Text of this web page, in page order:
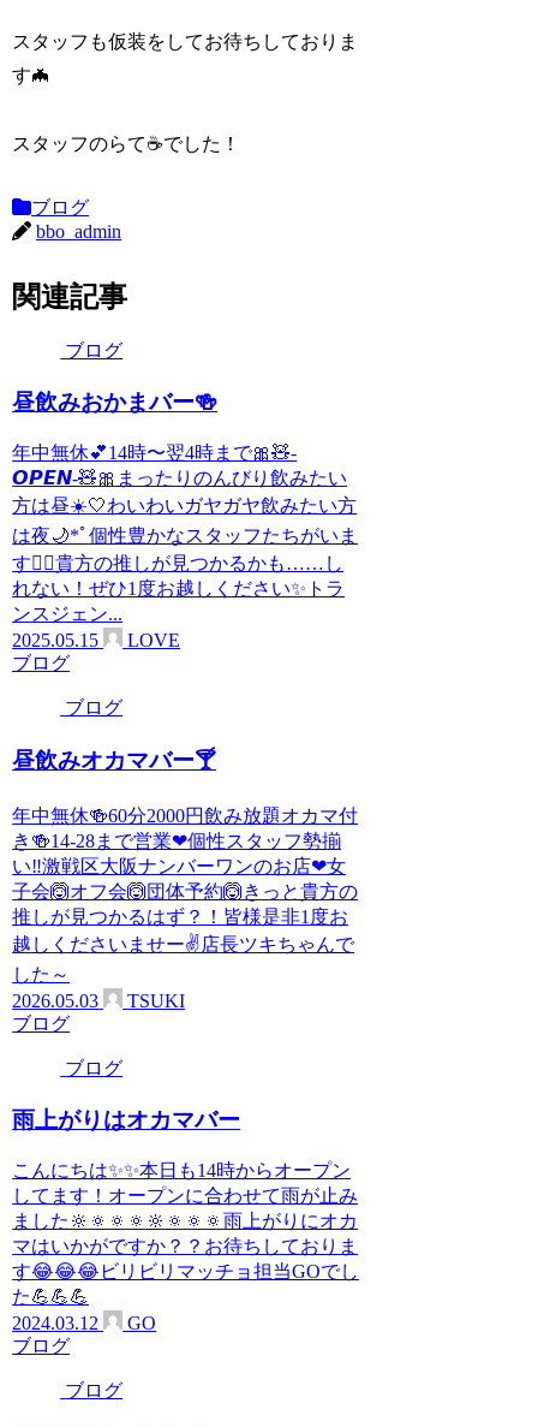
スタッフも仮装をしてお待ちしておりま
す🦇
スタッフのらて☕でした！
ブログ
bbo_admin
関連記事
ブログ
昼飲みおかまバー🍻
年中無休︎💕︎︎14時〜翌4時まで🎀🧸-
𝙊𝙋𝙀𝙉-🧸🎀まったりのんびり飲みたい
方は昼☀️🤍わいわいガヤガヤ飲みたい方
は夜🌙*ﾟ個性豊かなスタッフたちがいま
す🙋‍♀️貴方の推しが見つかるかも……し
れない！ぜひ1度お越しください✨トラ
ンスジェン...
2025.05.15
LOVE
ブログ
ブログ
昼飲みオカマバー🍸
年中無休🍻60分2000円飲み放題オカマ付
き🍻14-28まで営業❤個性スタッフ勢揃
い‼️激戦区大阪ナンバーワンのお店❤女
子会🙆オフ会🙆団体予約🙆きっと貴方の
推しが見つかるはず？！皆様是非1度お
越しくださいませー✌店長ツキちゃんで
した～
2026.05.03
TSUKI
ブログ
ブログ
雨上がりはオカマバー
こんにちは✨✨本日も14時からオープン
してます！オープンに合わせて雨が止み
ました🔆🔅🔅🔅🔆🔅🔅🔅雨上がりにオカ
マはいかがですか？？お待ちしておりま
す😂😂😂ビリビリマッチョ担当GOでし
た💪💪💪
2024.03.12
GO
ブログ
ブログ